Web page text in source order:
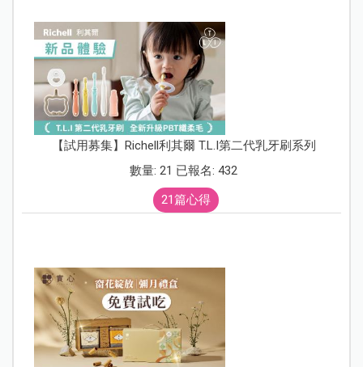
【試用募集】Richell利其爾 T.L.I第二代乳牙刷系列
數量: 21 已報名: 432
21篇心得